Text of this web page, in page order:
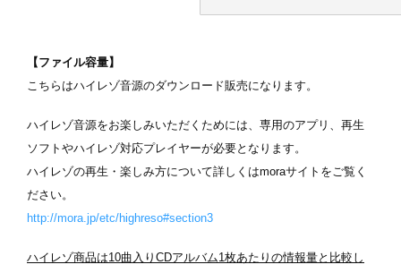
【ファイル容量】
こちらはハイレゾ音源のダウンロード販売になります。
ハイレゾ音源をお楽しみいただくためには、専用のアプリ、再生
ソフトやハイレゾ対応プレイヤーが必要となります。
ハイレゾの再生・楽しみ方について詳しくはmoraサイトをご覧く
ださい。
http://mora.jp/etc/highreso#section3
ハイレゾ商品は10曲入りCDアルバム1枚あたりの情報量と比較し